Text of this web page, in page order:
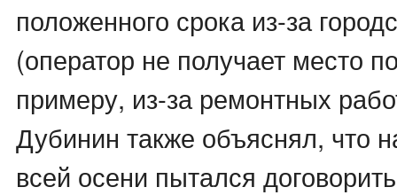
положенного срока из-за
(оператор не получает место
примеру, из-за ремонтных
Дубинин также объяснял, что
всей осени пытался